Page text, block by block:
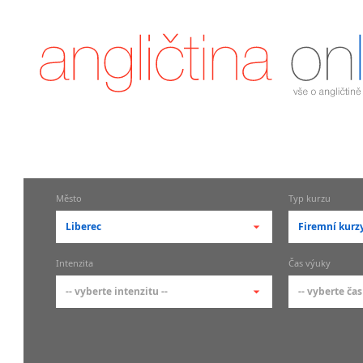
Město
Liberec
-- vyberte město --
pražské městské části
Typ kurzu
Firemní
-- vyberte
Intenzita
-- vyberte intenzitu --
Čas výuky
-- vyberte